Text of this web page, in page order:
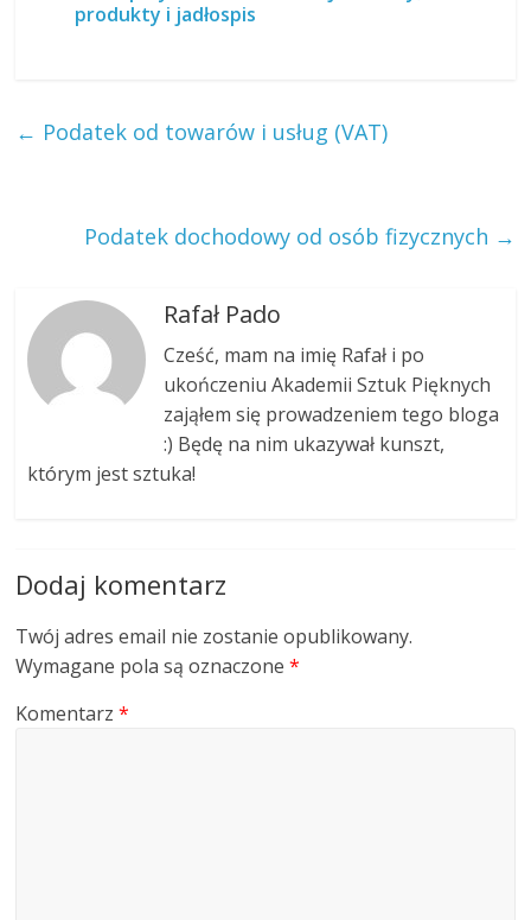
produkty i jadłospis
← Podatek od towarów i usług (VAT)
Podatek dochodowy od osób fizycznych →
Rafał Pado
Cześć, mam na imię Rafał i po
ukończeniu Akademii Sztuk Pięknych
zająłem się prowadzeniem tego bloga
:) Będę na nim ukazywał kunszt,
którym jest sztuka!
Dodaj komentarz
Twój adres email nie zostanie opublikowany.
Wymagane pola są oznaczone*
Komentarz*